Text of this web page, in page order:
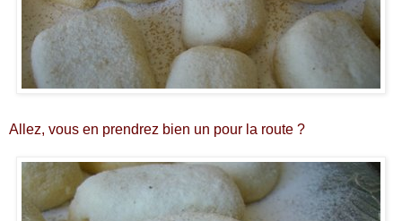
Allez, vous en prendrez bien un pour la route ?